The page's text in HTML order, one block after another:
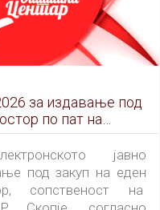
за издавање под
по пат на
НАДДАВАЊЕ
јавно
под закуп на еден
сопственост на